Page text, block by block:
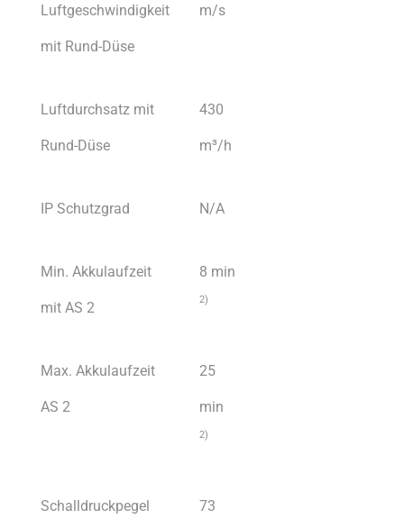
Luftgeschwindigkeit
mit Rund-Düse
m/s
Luftdurchsatz mit
Rund-Düse
430
m³/h
IP Schutzgrad N/A
Min. Akkulaufzeit
mit AS 2
8 min
2)
Max. Akkulaufzeit
AS 2
25
min
2)
Schalldruckpegel 73